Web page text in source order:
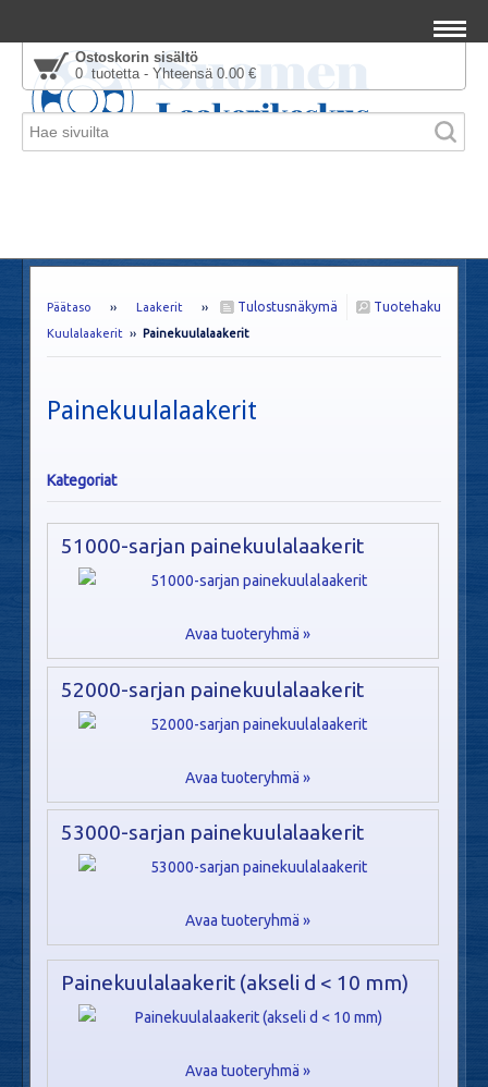
Ostoskorin sisältö
0 tuotetta - Yhteensä 0.00 €
Tuotehaku
Tulostusnäkymä
Päätaso ›› Laakerit ››
Kuulalaakerit ›› Painekuulalaakerit
Painekuulalaakerit
Kategoriat
51000-sarjan painekuulalaakerit
Avaa tuoteryhmä »
52000-sarjan painekuulalaakerit
Avaa tuoteryhmä »
53000-sarjan painekuulalaakerit
Avaa tuoteryhmä »
Painekuulalaakerit (akseli d < 10 mm)
Avaa tuoteryhmä »